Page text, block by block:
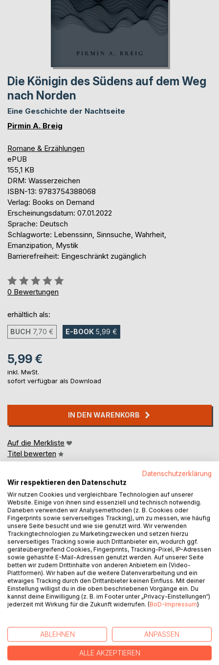
Die Königin des Südens auf dem Weg
nach Norden
Eine Geschichte der Nachtseite
Pirmin A. Breig
Romane & Erzählungen
ePUB
155,1 KB
DRM: Wasserzeichen
ISBN-13: 9783754388068
Verlag: Books on Demand
Erscheinungsdatum: 07.01.2022
Sprache: Deutsch
Schlagworte: Lebenssinn, Sinnsuche, Wahrheit,
Emanzipation, Mystik
Barrierefreiheit: Eingeschränkt zugänglich
Bewertung::
0%
0 Bewertungen
erhältlich als:
BUCH 7,70 € E-BOOK 5,99 €
5,99 €
inkl. MwSt.
sofort verfügbar als Download
IN DEN WARENKORB
Auf die Merkliste
Titel bewerten
BESCHREIBUNG
"Wer Augen hat, der sehe. Wer Ohren hat, der höre. Wer
Wissen hat, der verstehe."
Inschrift am Tempel der Isis in Sais.
. . .
Eine Königin machte sich auf den Weg von Süden nach
Norden, denn sie wollte den wahren, einzelnen Menschen
der Mensch, der mündig und frei ist. Mündig, um über sich
selbst zu bestimmen. Und frei von den Gesetzen des
Doch wer war diese Königin? Hat sie wirklich gelebt? Und
Datenschutzerklärung
Wir respektieren den Datenschutz
Wir nutzen Cookies und vergleichbare Technologien auf unserer
Website. Einige von ihnen sind essenziell und technisch notwendig.
Daneben verwenden wir Analysemethoden (z. B. Cookies oder
Fingerprints sowie serverseitiges Tracking), um zu messen, wie häufig
unsere Seite besucht und wie sie genutzt wird. Wir verwenden
Trackingtechnologien zu Marketingzwecken und setzen hierzu
serverseitiges Tracking sowie auch Drittanbieter ein, wodurch ggf.
geräteübergreifend Cookies, Fingerprints, Tracking-Pixel, IP-Adressen
sowie gehashte E-Mail-Adressen genutzt werden. Auf unserer Seite
betten wir zudem Drittinhalte von anderen Anbietern ein (Video-
Plattformen). Wir haben auf die weitere Datenverarbeitung und ein
etwaiges Tracking durch den Drittanbieter keinen Einfluss. Mit deiner
Einstellung willigst du in die oben beschriebenen Vorgänge ein. Du
kannst deine Einwilligung (z. B. im Footer unter „Privacy-Einstellungen“)
jederzeit mit Wirkung für die Zukunft widerrufen. (BoD-Impressum)
ABLEHNEN ANPASSEN
ALLE AKZEPTIEREN